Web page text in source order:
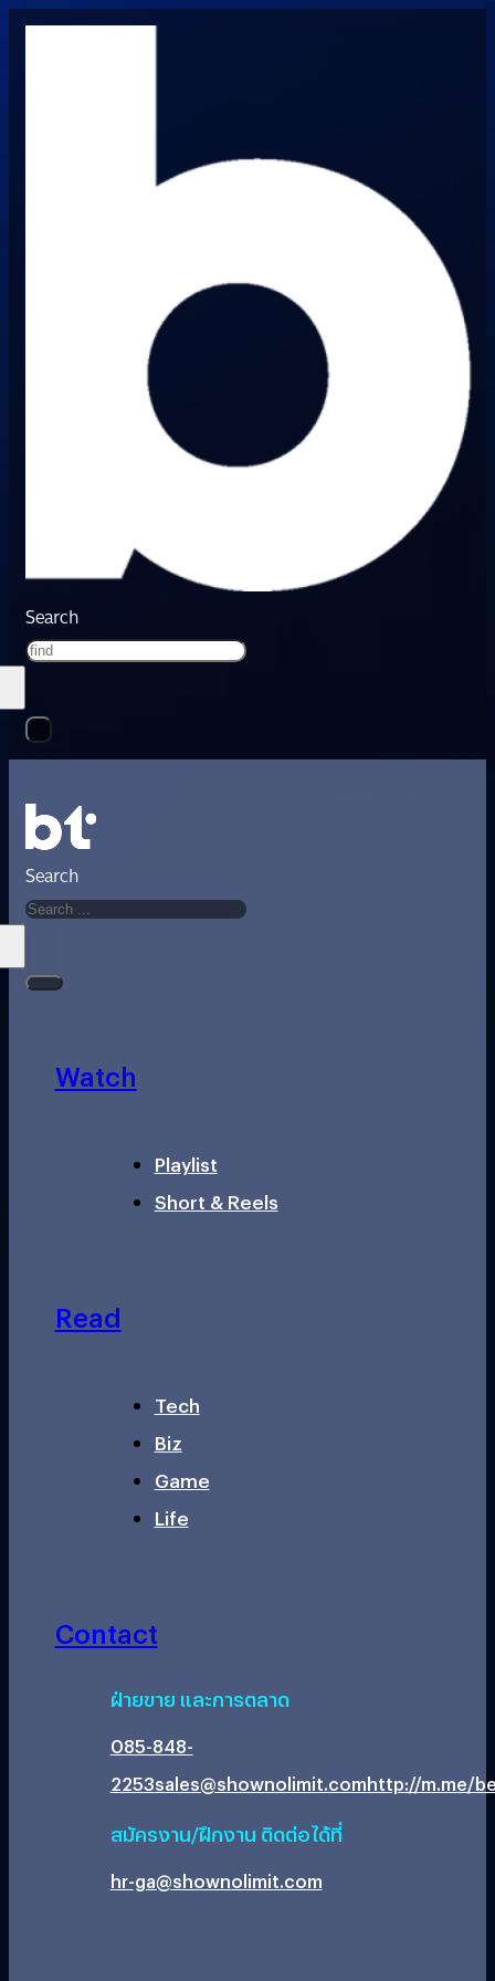
Search
Search
Watch
Playlist
Short & Reels
Read
Tech
Biz
Game
Life
Contact
ฝ่ายขาย และการตลาด
085-848-
2253sales@shownolimit.comhttp://m.me/
สมัครงาน/ฝึกงาน ติดต่อได้ที่
hr-ga@shownolimit.com